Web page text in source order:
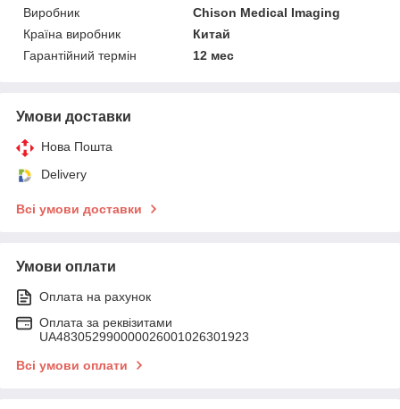
Виробник
Chison Medical Imaging
Країна виробник
Китай
Гарантійний термін
12 мес
Умови доставки
Нова Пошта
Delivery
Всі умови доставки
Умови оплати
Оплата на рахунок
Оплата за реквізитами
UA483052990000026001026301923
Всі умови оплати